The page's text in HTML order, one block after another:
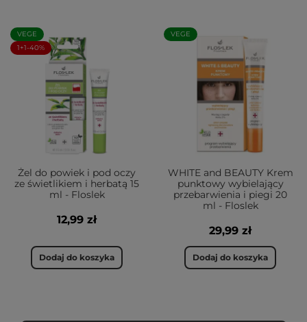
VEGE
1+1-40%
Żel do powiek i pod oczy
ze świetlikiem i herbatą 15
ml - Floslek
12,99 zł
Dodaj do koszyka
VEGE
WHITE and BEAUTY Krem
punktowy wybielający
przebarwienia i piegi 20
ml - Floslek
29,99 zł
Dodaj do koszyka